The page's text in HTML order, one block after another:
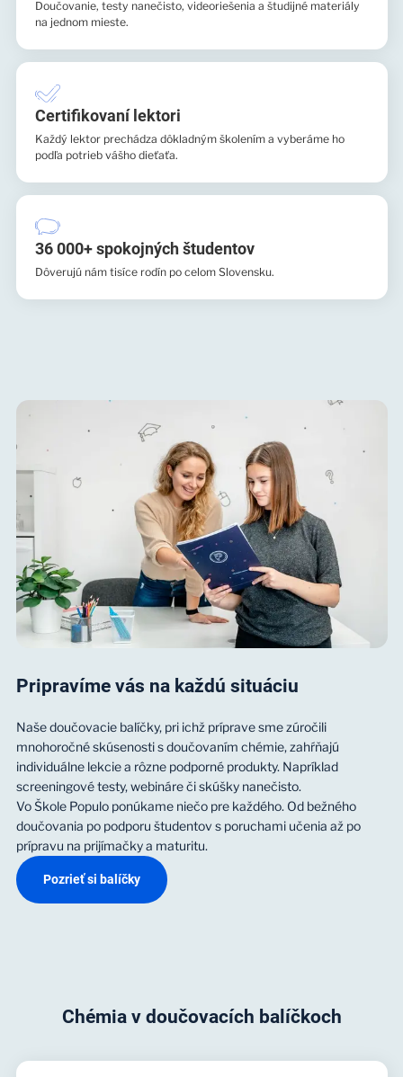
Doučovanie, testy nanečisto, videoriešenia a študijné materiály
na jednom mieste.
Certifikovaní lektori
Každý lektor prechádza dôkladným školením a vyberáme ho
podľa potrieb vášho dieťaťa.
36 000+ spokojných študentov
Dôverujú nám tisíce rodín po celom Slovensku.
Pripravíme vás na každú situáciu
Naše doučovacie balíčky, pri ichž príprave sme zúročili
mnohoročné skúsenosti s doučovaním chémie, zahŕňajú
individuálne lekcie a rôzne podporné produkty. Napríklad
screeningové testy, webináre či skúšky nanečisto.
Vo Škole Populo ponúkame niečo pre každého. Od bežného
doučovania po podporu študentov s poruchami učenia až po
prípravu na prijímačky a maturitu.
Pozrieť si balíčky
Chémia v doučovacích balíčkoch